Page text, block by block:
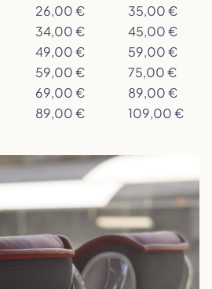
26,00 €
35,00 €
34,00 €
45,00 €
49,00 €
59,00 €
59,00 €
75,00 €
69,00 €
89,00 €
89,00 € 109,00 €